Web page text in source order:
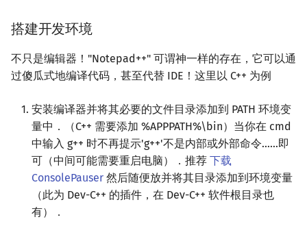
搭建开发环境
不只是编辑器！"Notepad++" 可谓神一样的存在，它可以通
过傻瓜式地编译代码，甚至代替 IDE！这里以 C++ 为例
安装编译器并将其必要的文件目录添加到 PATH 环境变
量中．（C++ 需要添加 %APPPATH%\bin）当你在 cmd
中输入 g++ 时不再提示'g++'不是内部或外部命令……即
可（中间可能需要重启电脑）．推荐 下载
ConsolePauser 然后随便放并将其目录添加到环境变量
（此为 Dev-C++ 的插件，在 Dev-C++ 软件根目录也
有）．